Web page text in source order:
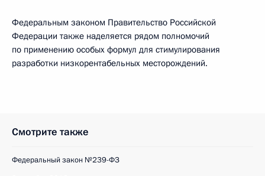
Федеральным законом Правительство Российской
Федерации также наделяется рядом полномочий
по применению особых формул для стимулирования
разработки низкорентабельных месторождений.
Смотрите также
Федеральный закон №239-ФЗ